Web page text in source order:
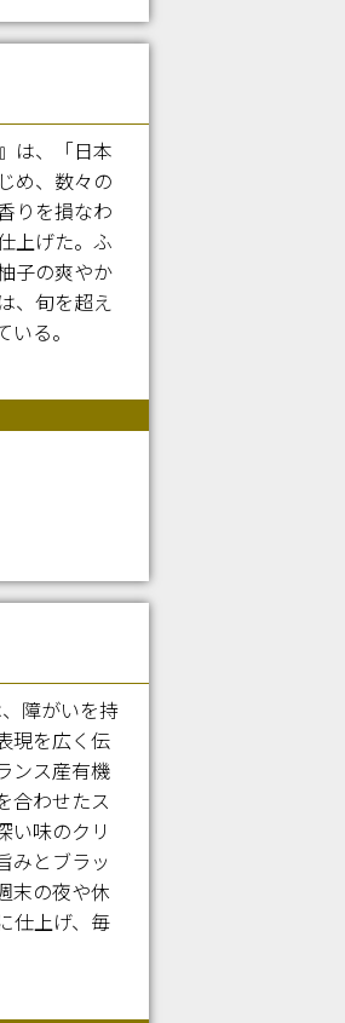
は、「日本
め、数々の
りを損なわ
上げた。ふ
子の爽やか
、旬を超え
る。
障がいを持
現を広く伝
ンス産有機
合わせたス
い味のクリ
みとブラッ
末の夜や休
仕上げ、毎